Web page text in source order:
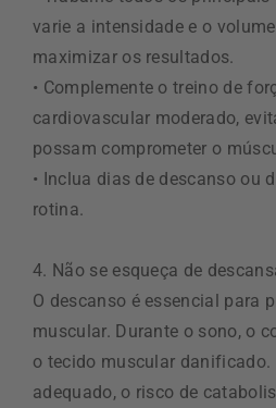
varie a intensidade e o
maximizar os resultados.
• Complemente o treino de
cardiovascular moderado,
possam comprometer o
• Inclua dias de descanso ou
rotina.
4. Não se esqueça de
O descanso é essencial para
muscular. Durante o sono, o
o tecido muscular danificado.
adequado, o risco de